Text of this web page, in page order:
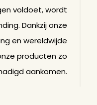
voldoet, wordt
Dankzij onze
en wereldwijde
producten zo
aankomen.